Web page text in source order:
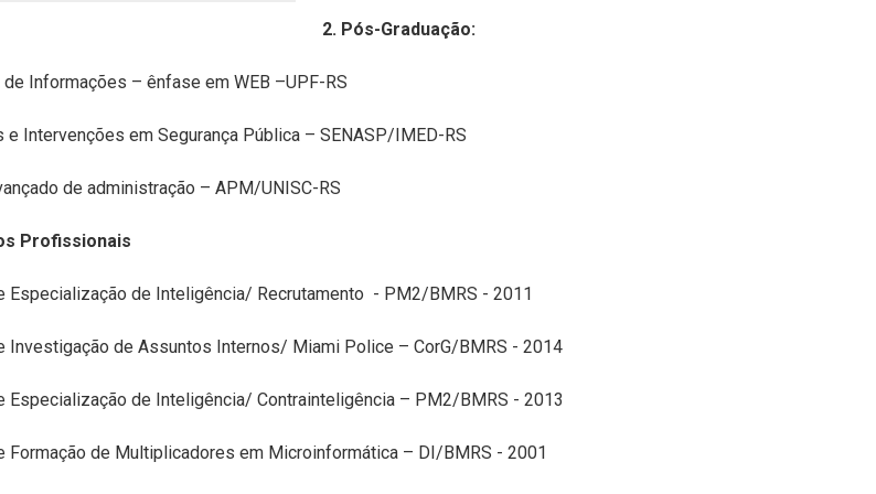
2. Pós-Graduação:
Informações – ênfase em WEB –UPF-RS
e Intervenções em Segurança Pública – SENASP/IMED-RS
de administração – APM/UNISC-RS
Profissionais
Especialização de Inteligência/ Recrutamento - PM2/BMRS - 2011
Investigação de Assuntos Internos/ Miami Police – CorG/BMRS - 2014
Especialização de Inteligência/ Contrainteligência – PM2/BMRS - 2013
Formação de Multiplicadores em Microinformática – DI/BMRS - 2001